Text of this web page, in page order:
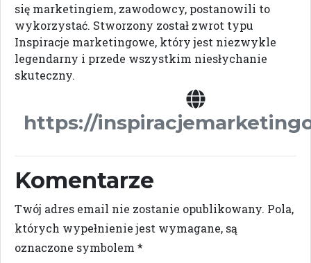
się marketingiem, zawodowcy, postanowili to
wykorzystać. Stworzony został zwrot typu
Inspiracje marketingowe, który jest niezwykle
legendarny i przede wszystkim niesłychanie
skuteczny.
https://
Komentarze
Twój adres email nie zostanie opublikowany. Pola,
których wypełnienie jest wymagane, są
oznaczone symbolem *